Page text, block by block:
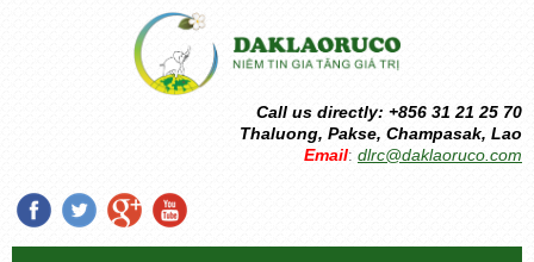
Call us directly: +856 31 21 25 70
Thaluong, Pakse, Champasak, Lao
Email: dlrc@daklaoruco.com